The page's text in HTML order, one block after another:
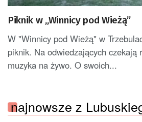
Piknik w „Winnicy pod Wieżą”
W "Winnicy pod Wieżą" w
piknik. Na odwiedzających czekają
muzyka na żywo. O swoich...
najnowsze z